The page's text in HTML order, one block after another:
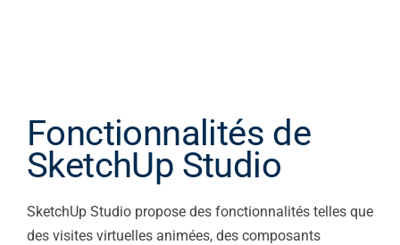
Fonctionnalités de
SketchUp Studio
SketchUp Studio propose des fonctionnalités telles que
des visites virtuelles animées, des composants